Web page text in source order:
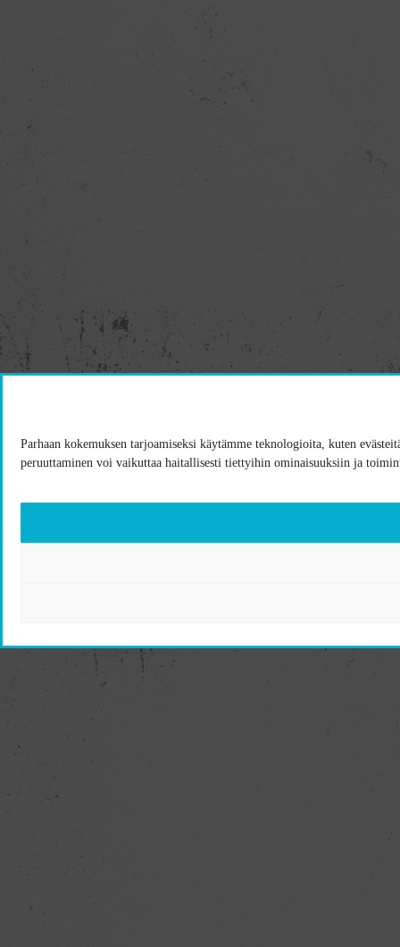
Parhaan kokemuksen tarjoamiseksi käytämme teknologioita, kuten
peruuttaminen voi vaikuttaa haitallisesti tiettyihin ominaisuuksiin ja